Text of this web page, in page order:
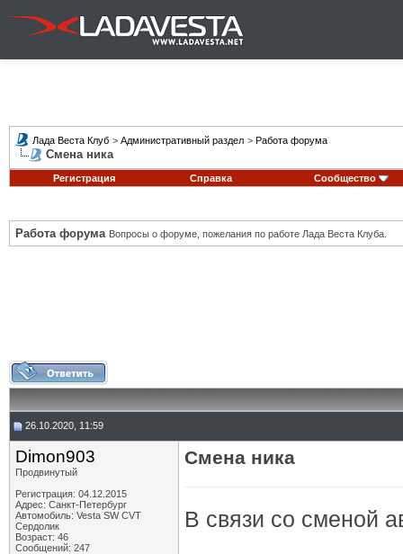
Лада Веста Клуб > Административный раздел > Работа форума
Смена ника
Регистрация Справка Сообщество
Работа форума Вопросы о форуме, пожелания по работе Лада Веста Клуба.
26.10.2020, 11:59
Dimon903
Продвинутый
Регистрация: 04.12.2015
Адрес: Санкт-Петербург
Автомобиль: Vesta SW CVT
Сердолик
Возраст: 46
Сообщений: 247
Смена ника
В связи со сменой